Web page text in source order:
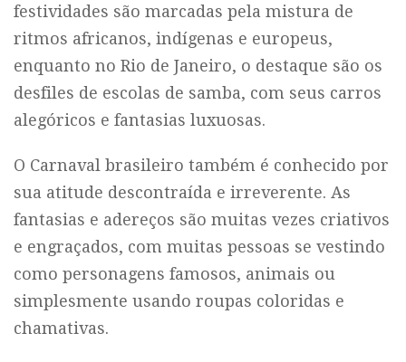
festividades são marcadas pela mistura de
ritmos africanos, indígenas e europeus,
enquanto no Rio de Janeiro, o destaque são os
desfiles de escolas de samba, com seus carros
alegóricos e fantasias luxuosas.
O Carnaval brasileiro também é conhecido por
sua atitude descontraída e irreverente. As
fantasias e adereços são muitas vezes criativos
e engraçados, com muitas pessoas se vestindo
como personagens famosos, animais ou
simplesmente usando roupas coloridas e
chamativas.